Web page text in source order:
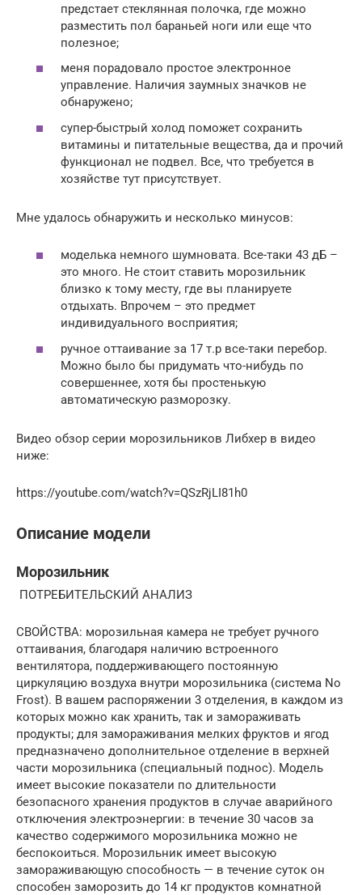
предстает стеклянная полочка, где можно
разместить пол бараньей ноги или еще что
полезное;
меня порадовало простое электронное
управление. Наличия заумных значков не
обнаружено;
супер-быстрый холод поможет сохранить
витамины и питательные вещества, да и прочий
функционал не подвел. Все, что требуется в
хозяйстве тут присутствует.
Мне удалось обнаружить и несколько минусов:
моделька немного шумновата. Все-таки 43 дБ –
это много. Не стоит ставить морозильник
близко к тому месту, где вы планируете
отдыхать. Впрочем – это предмет
индивидуального восприятия;
ручное оттаивание за 17 т.р все-таки перебор.
Можно было бы придумать что-нибудь по
совершеннее, хотя бы простенькую
автоматическую разморозку.
Видео обзор серии морозильников Либхер в видео
ниже:
https://youtube.com/watch?v=QSzRjLI81h0
Описание модели
Морозильник
ПОТРЕБИТЕЛЬСКИЙ АНАЛИЗ
СВОЙСТВА: морозильная камера не требует ручного
оттаивания, благодаря наличию встроенного
вентилятора, поддерживающего постоянную
циркуляцию воздуха внутри морозильника (система No
Frost). В вашем распоряжении 3 отделения, в каждом из
которых можно как хранить, так и замораживать
продукты; для замораживания мелких фруктов и ягод
предназначено дополнительное отделение в верхней
части морозильника (специальный поднос). Модель
имеет высокие показатели по длительности
безопасного хранения продуктов в случае аварийного
отключения электроэнергии: в течение 30 часов за
качество содержимого морозильника можно не
беспокоиться. Морозильник имеет высокую
замораживающую способность — в течение суток он
способен заморозить до 14 кг продуктов комнатной